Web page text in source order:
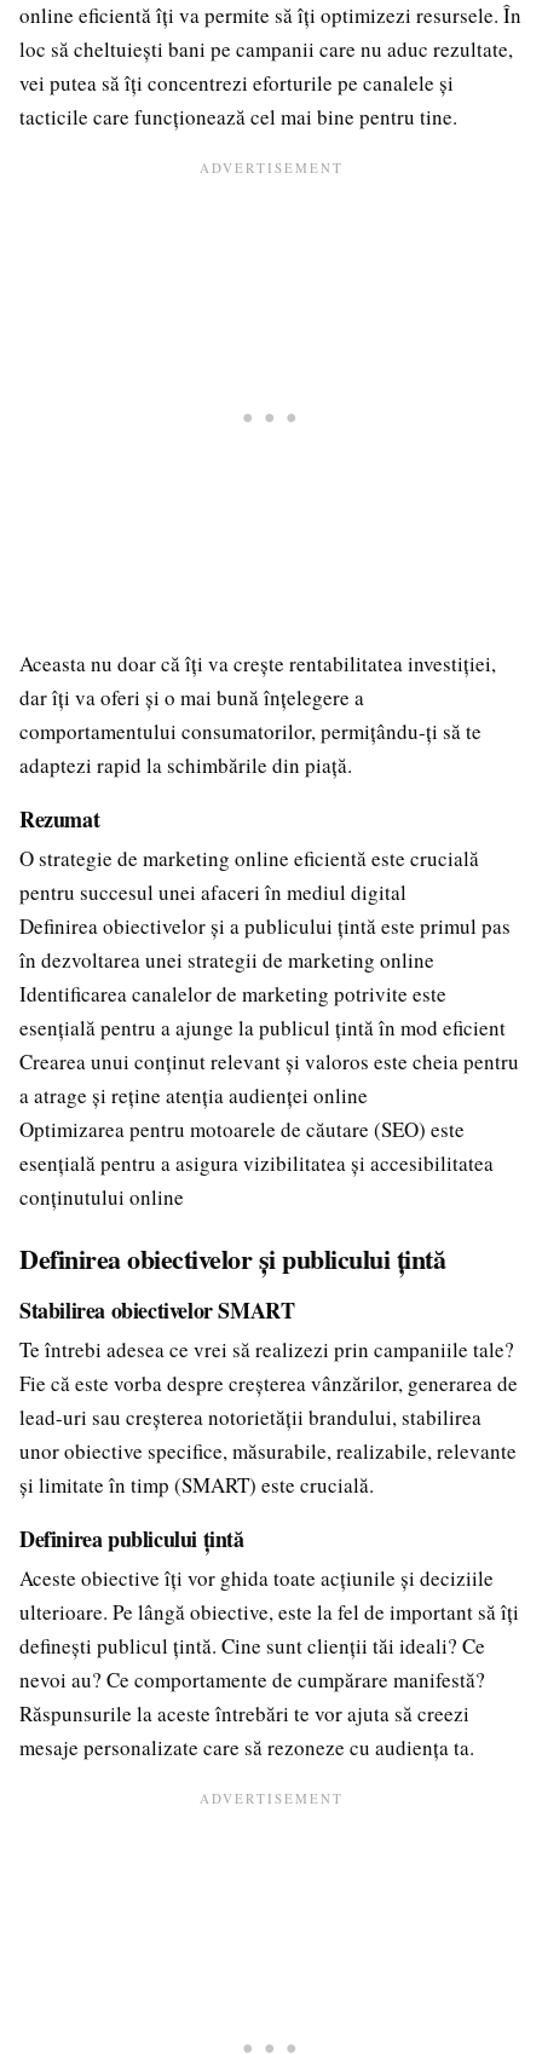
online eficientă îți va permite să îți optimizezi resursele. În
loc să cheltuiești bani pe campanii care nu aduc rezultate,
vei putea să îți concentrezi eforturile pe canalele și
tacticile care funcționează cel mai bine pentru tine.
Aceasta nu doar că îți va crește rentabilitatea investiției,
dar îți va oferi și o mai bună înțelegere a
comportamentului consumatorilor, permițându-ți să te
adaptezi rapid la schimbările din piață.
Rezumat
O strategie de marketing online eficientă este crucială
pentru succesul unei afaceri în mediul digital
Definirea obiectivelor și a publicului țintă este primul pas
în dezvoltarea unei strategii de marketing online
Identificarea canalelor de marketing potrivite este
esențială pentru a ajunge la publicul țintă în mod eficient
Crearea unui conținut relevant și valoros este cheia pentru
a atrage și reține atenția audienței online
Optimizarea pentru motoarele de căutare (SEO) este
esențială pentru a asigura vizibilitatea și accesibilitatea
conținutului online
Definirea obiectivelor și publicului țintă
Stabilirea obiectivelor SMART
Te întrebi adesea ce vrei să realizezi prin campaniile tale?
Fie că este vorba despre creșterea vânzărilor, generarea de
lead-uri sau creșterea notorietății brandului, stabilirea
unor obiective specifice, măsurabile, realizabile, relevante
și limitate în timp (SMART) este crucială.
Definirea publicului țintă
Aceste obiective îți vor ghida toate acțiunile și deciziile
ulterioare. Pe lângă obiective, este la fel de important să îți
definești publicul țintă. Cine sunt clienții tăi ideali? Ce
nevoi au? Ce comportamente de cumpărare manifestă?
Răspunsurile la aceste întrebări te vor ajuta să creezi
mesaje personalizate care să rezoneze cu audiența ta.